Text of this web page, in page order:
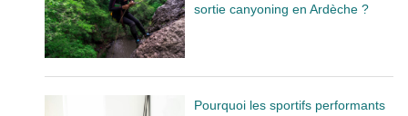
sortie canyoning en Ardèche ?
Pourquoi les sportifs performants